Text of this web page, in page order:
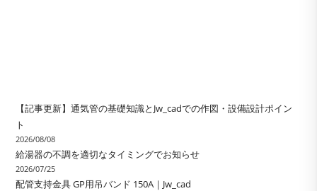
【記事更新】通気管の基礎知識とJw_cadでの作図・設備設計ポイン
ト
2026/08/08
給湯器の不調を適切なタイミングでお知らせ
2026/07/25
配管支持金具 GP用吊バンド 150A｜Jw_cad